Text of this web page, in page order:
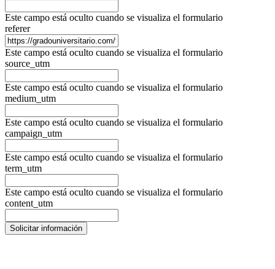
Este campo está oculto cuando se visualiza el formulario
referer
Este campo está oculto cuando se visualiza el formulario
source_utm
Este campo está oculto cuando se visualiza el formulario
medium_utm
Este campo está oculto cuando se visualiza el formulario
campaign_utm
Este campo está oculto cuando se visualiza el formulario
term_utm
Este campo está oculto cuando se visualiza el formulario
content_utm